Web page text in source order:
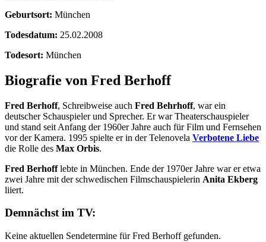
Geburtsort: München
Todesdatum: 25.02.2008
Todesort: München
Biografie von Fred Berhoff
Fred Berhoff, Schreibweise auch Fred Behrhoff, war ein
deutscher Schauspieler und Sprecher. Er war Theaterschauspieler
und stand seit Anfang der 1960er Jahre auch für Film und Fernsehen
vor der Kamera. 1995 spielte er in der Telenovela Verbotene Liebe
die Rolle des Max Orbis.
Fred Berhofflebte in München. Ende der 1970er Jahre war er etwa
zwei Jahre mit der schwedischen Filmschauspielerin Anita Ekberg
liiert.
Demnächst im TV:
Keine aktuellen Sendetermine für Fred Berhoff gefunden.